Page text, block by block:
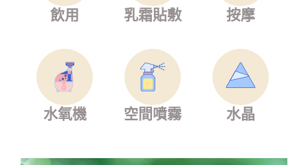
飲用 乳霜貼敷 按摩
水氧機 空間噴霧 水晶